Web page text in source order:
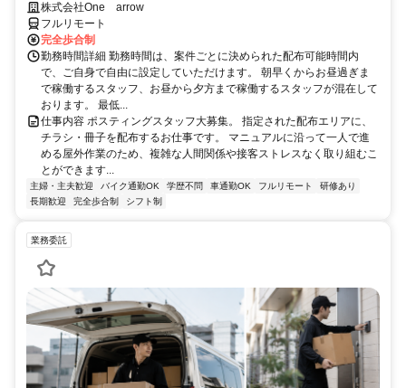
株式会社One arrow
フルリモート
完全歩合制
勤務時間詳細 勤務時間は、案件ごとに決められた配布可能時間内
で、ご自身で自由に設定していただけます。 朝早くからお昼過ぎま
で稼働するスタッフ、お昼から夕方まで稼働するスタッフが混在して
おります。 最低...
仕事内容 ポスティングスタッフ大募集。 指定された配布エリアに、
チラシ・冊子を配布するお仕事です。 マニュアルに沿って一人で進
める屋外作業のため、複雑な人間関係や接客ストレスなく取り組むこ
とができます...
主婦・主夫歓迎 バイク通勤OK 学歴不問 車通勤OK フルリモート
研修あり
長期歓迎
完全歩合制 シフト制
業務委託